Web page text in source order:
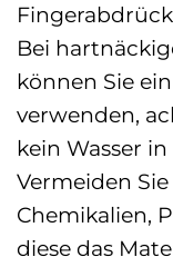
Bei
können Sie
verwenden,
kein Wasser
Vermeiden
Chemikalien,
diese das